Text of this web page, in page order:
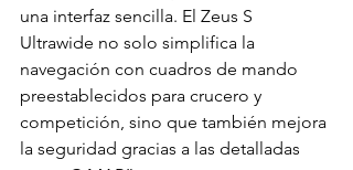
una interfaz sencilla. El Zeus S
Ultrawide no solo simplifica la
navegación con cuadros de mando
preestablecidos para crucero y
competición, sino que también mejora
la seguridad gracias a las detalladas